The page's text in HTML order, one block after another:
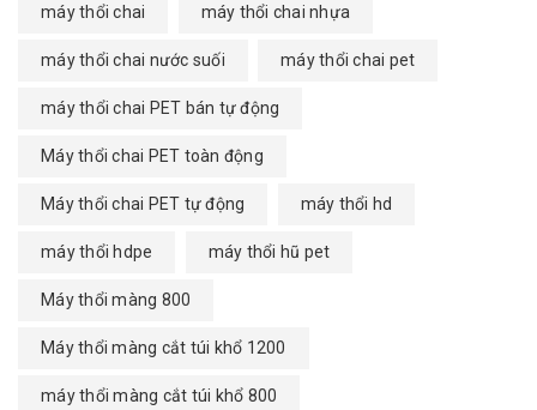
máy thổi chai máy thổi chai nhựa
máy thổi chai nước suối máy thổi chai pet
máy thổi chai PET bán tự động
Máy thổi chai PET toàn động
Máy thổi chai PET tự động máy thổi hd
máy thổi hdpe máy thổi hũ pet
Máy thổi màng 800
Máy thổi màng cắt túi khổ 1200
máy thổi màng cắt túi khổ 800